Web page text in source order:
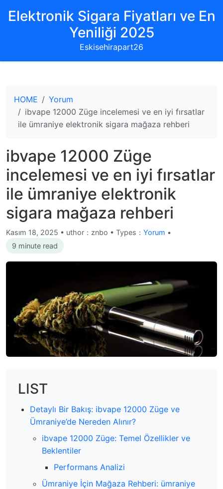
Elektronik Sigara Fiyatları ve En
Yeniliği 2025
Eskisehirapart26
HOME
Yorum
ibvape 12000 Züge incelemesi ve en iyi fırsatlar
ile ümraniye elektronik sigara mağaza rehberi
ibvape 12000 Züge
incelemesi ve en iyi fırsatlar
ile ümraniye elektronik
sigara mağaza rehberi
Kasım 18, 2025 • uthor：znbo • Types： Yorum •
9 minute read
LIST
Detaylı Bir Bakış: ibvape 12000 Züge ve
Ümraniye’de Nereden Alınır?
ibvape 12000 Züge: Temel Özellikler ve
Beklentiler
Performans Analizi
Ümraniye İçin Mağaza Rehberi: ümraniye